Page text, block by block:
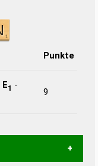
Punkte
E1 -
9